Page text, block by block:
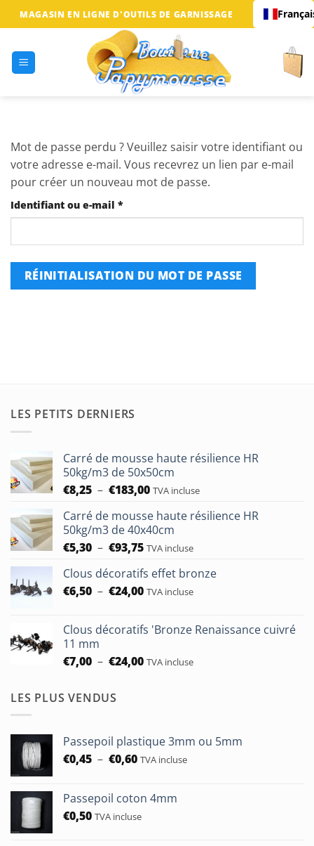
Passer
au
MAGASIN EN LIGNE D'OUTILS DE GARNISSAGE
Mot de passe perdu ? Veuillez saisir votre identifiant ou
votre adresse e-mail. Vous recevrez un lien par e-mail
pour créer un nouveau mot de passe.
Identifiant ou e-mail *Obligatoire
RÉINITIALISATION DU MOT DE PASSE
LES PETITS DERNIERS
Carré de mousse haute résilience HR
50kg/m3 de 50x50cm
€8,25 – €183,00Plage
prix :
€8,25
à
TVA incluse
Carré de mousse haute résilience HR
50kg/m3 de 40x40cm
€5,30 – €93,75Plage
prix :
€5,30
TVA incluse
Clous décoratifs effet bronze
€6,50 – €24,00Plage
€6,50
€24,00
TVA incluse
Clous décoratifs 'Bronze Renaissance cuivré
11 mm
€7,00 – €24,00Plage
€24,00
TVA incluse
LES PLUS VENDUS
Passepoil plastique 3mm ou 5mm
€0,45 – €0,60Plage
€0,45
à
TVA incluse
Passepoil coton 4mm
€0,50 TVA incluse